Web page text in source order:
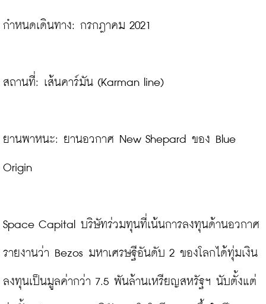
กำหนดเดินทาง: กรกฎาคม 2021
สถานที่: เส้นคาร์มัน (Karman line)
ยานพาหนะ: ยานอวกาศ New Shepard ของ Blue
Origin
Space Capital บริษัทร่วมทุนที่เน้นการลงทุนด้านอวกาศ
รายงานว่า Bezos มหาเศรษฐีอันดับ 2 ของโลกได้ทุ่มเงิน
ลงทุนเป็นมูลค่ากว่า 7.5 พันล้านเหรียญสหรัฐฯ นับตั้งแต่